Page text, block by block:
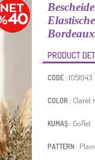
PRODUCT
CODE : 1051943
COLOR : Claret
KUMAŞ : Goflet
PATTERN : Plain